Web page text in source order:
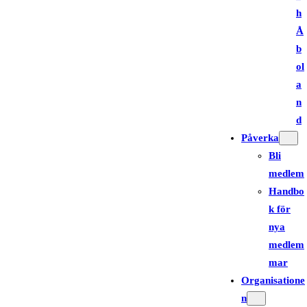
h
Å
b
ol
a
n
d
Påverka
Bli
medlem
Handbo
k för
nya
medlem
mar
Organisatione
n